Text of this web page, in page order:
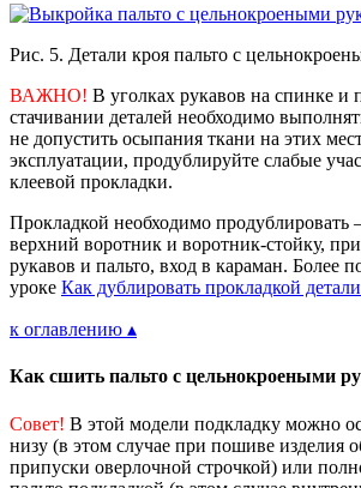
Рис. 5. Детали кроя пальто с
ВАЖНО! В уголках рукавов на спинке и
стачивании деталей необходимо
не допустить осыпания ткани на этих
эксплуатации, продублируйте слабые
клеевой прокладки.
Прокладкой необходимо продублировать
верхний воротник и воротник-стойку,
рукавов и пальто, вход в караман. Более
уроке Как дублировать прокладкой
к оглавлению ▴
Как сшить пальто с цельнокроеными
Совет! В этой модели подкладку можно
низу (в этом случае при пошиве изделия
припуски оверлочной строчкой) или